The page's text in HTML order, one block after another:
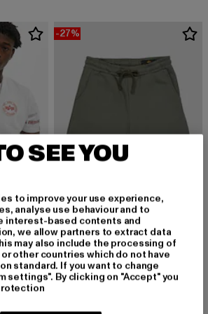
EUR
-27%
ALPHA INDUSTRIES
Basic Short Small Logo II
32,84 EUR
Derzeitiger Preis: 32,84 EUR
44,99 EUR Aktionspreis:
SEE YOU
to improve your use experience,
analyse use behaviour and to
interest-based contents and
we allow partners to extract data
may also include the processing of
other countries which do not have
standard. If you want to change
settings". By clicking on "Accept" you